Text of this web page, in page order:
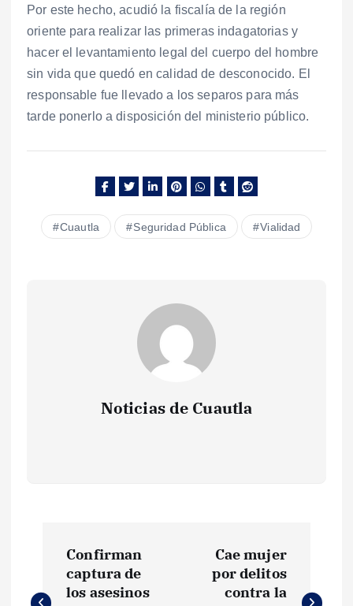
Por este hecho, acudió la fiscalía de la región
oriente para realizar las primeras indagatorias y
hacer el levantamiento legal del cuerpo del hombre
sin vida que quedó en calidad de desconocido. El
responsable fue llevado a los separos para más
tarde ponerlo a disposición del ministerio público.
Cuautla Seguridad Pública Vialidad
Noticias de Cuautla
Confirman
captura de
los asesinos
Cae mujer
por delitos
contra la